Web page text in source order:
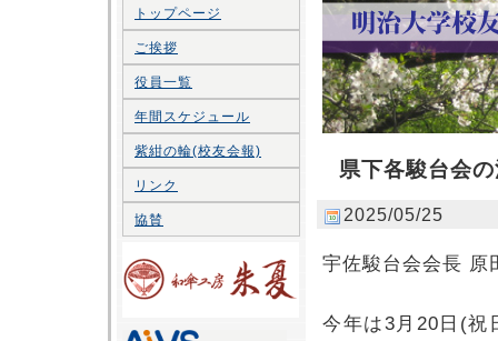
トップページ
ご挨拶
役員一覧
年間スケジュール
紫紺の輪(校友会報)
リンク
協賛
県下各駿台会
2025/05/25
宇佐駿台会会長 原
今年は3月20日(祝